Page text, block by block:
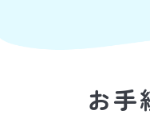
お手